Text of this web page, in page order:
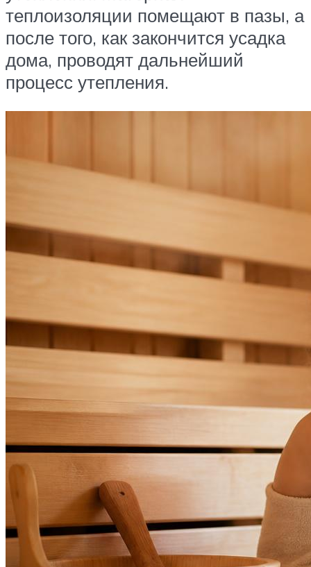
теплоизоляции помещают в пазы, а
после того, как закончится усадка
дома, проводят дальнейший
процесс утепления.